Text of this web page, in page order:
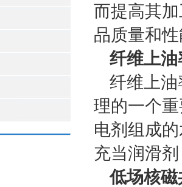
而提高其
品质量和
纤维上
纤维上
理的一个
电剂组成
充当润滑
低场核